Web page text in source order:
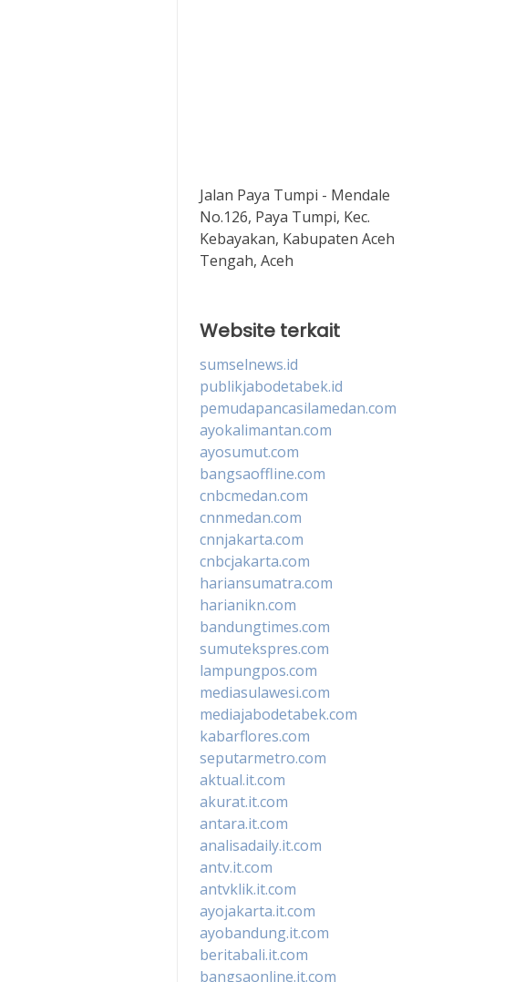
Jalan Paya Tumpi - Mendale
No.126, Paya Tumpi, Kec.
Kebayakan, Kabupaten Aceh
Tengah, Aceh
Website terkait
sumselnews.id
publikjabodetabek.id
pemudapancasilamedan.com
ayokalimantan.com
ayosumut.com
bangsaoffline.com
cnbcmedan.com
cnnmedan.com
cnnjakarta.com
cnbcjakarta.com
hariansumatra.com
harianikn.com
bandungtimes.com
sumutekspres.com
lampungpos.com
mediasulawesi.com
mediajabodetabek.com
kabarflores.com
seputarmetro.com
aktual.it.com
akurat.it.com
antara.it.com
analisadaily.it.com
antv.it.com
antvklik.it.com
ayojakarta.it.com
ayobandung.it.com
beritabali.it.com
bangsaonline.it.com